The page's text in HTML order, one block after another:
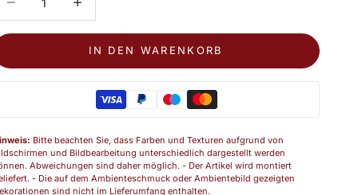
IN DEN WARENKORB
Bitte beachten Sie, dass Farben und Texturen aufgrund von
und Bildbearbeitung unterschiedlich dargestellt werden
Abweichungen sind daher möglich. - Der Artikel wird montiert
- Die auf dem Ambienteschmuck oder Ambientebild gezeigten
sind nicht im Lieferumfang enthalten.